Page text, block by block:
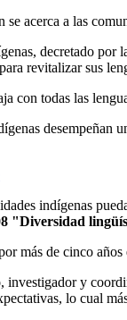
acerca a las
decretado
revitalizar sus
con todas las
desempeñan
indígenas
"Diversidad
más de cinco
investigador y
lo cual